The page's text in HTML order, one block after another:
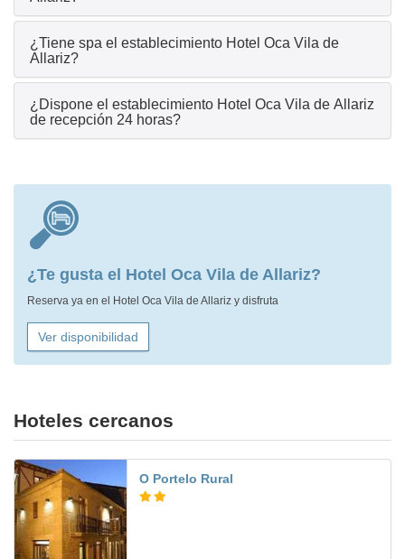
¿Tiene spa el establecimiento Hotel Oca Vila de
Allariz?
¿Dispone el establecimiento Hotel Oca Vila de Allariz
de recepción 24 horas?
¿Te gusta el Hotel Oca Vila de Allariz?
Reserva ya en el Hotel Oca Vila de Allariz y disfruta
Ver disponibilidad
Hoteles cercanos
O Portelo Rural